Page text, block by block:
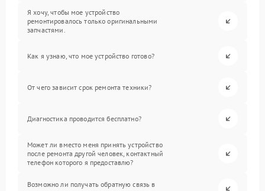
Я хочу, чтобы мое устройство
ремонтировалось только оригинальными
запчастями.
Как я узнаю, что мое устройство готово?
От чего зависит срок ремонта техники?
Диагностика проводится бесплатно?
Может ли вместо меня принять устройство
после ремонта другой человек, контактный
телефон которого я предоставлю?
Возможно ли получать обратную связь в